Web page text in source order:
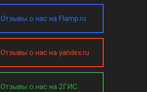
Отзывы о нас на Flamp.ru
Отзывы о нас на yandex.ru
Отзывы о нас на 2ГИС